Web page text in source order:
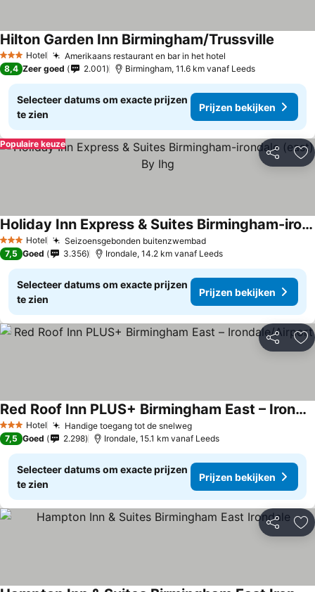
3 SterrenHotel Amerikaans restaurant en bar in het hotel
Hilton Garden Inn Birmingham/Trussville
8,4 Zeer goed 2.001 Birmingham, 11.6 km vanaf Leeds
Selecteer datums om exacte prijzen
te zien
Prijzen bekijken
Delen
Populaire keuze
3 SterrenHotel Seizoensgebonden buitenzwembad
Holiday Inn Express & Suites Birmingham-irondale (east) By Ihg
7,5 Goed 3.356 Irondale, 14.2 km vanaf Leeds
Selecteer datums om exacte prijzen
te zien
Prijzen bekijken
Delen
3 SterrenHotel Handige toegang tot de snelweg
Red Roof Inn PLUS+ Birmingham East – Irondale/Airport
7,5 Goed 2.298 Irondale, 15.1 km vanaf Leeds
Selecteer datums om exacte prijzen
te zien
Prijzen bekijken
Delen